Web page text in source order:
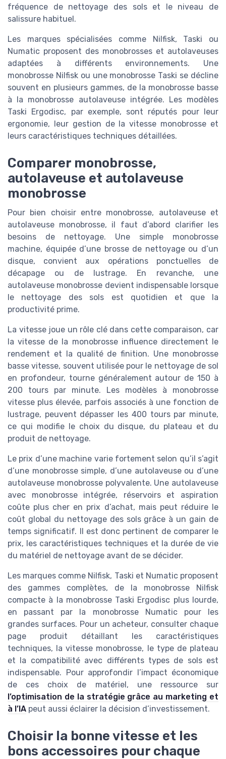
fréquence de nettoyage des sols et le niveau de
salissure habituel.
Les marques spécialisées comme Nilfisk, Taski ou
Numatic proposent des monobrosses et autolaveuses
adaptées à différents environnements. Une
monobrosse Nilfisk ou une monobrosse Taski se décline
souvent en plusieurs gammes, de la monobrosse basse
à la monobrosse autolaveuse intégrée. Les modèles
Taski Ergodisc, par exemple, sont réputés pour leur
ergonomie, leur gestion de la vitesse monobrosse et
leurs caractéristiques techniques détaillées.
Comparer monobrosse,
autolaveuse et autolaveuse
monobrosse
Pour bien choisir entre monobrosse, autolaveuse et
autolaveuse monobrosse, il faut d’abord clarifier les
besoins de nettoyage. Une simple monobrosse
machine, équipée d’une brosse de nettoyage ou d’un
disque, convient aux opérations ponctuelles de
décapage ou de lustrage. En revanche, une
autolaveuse monobrosse devient indispensable lorsque
le nettoyage des sols est quotidien et que la
productivité prime.
La vitesse joue un rôle clé dans cette comparaison, car
la vitesse de la monobrosse influence directement le
rendement et la qualité de finition. Une monobrosse
basse vitesse, souvent utilisée pour le nettoyage de sol
en profondeur, tourne généralement autour de 150 à
200 tours par minute. Les modèles à monobrosse
vitesse plus élevée, parfois associés à une fonction de
lustrage, peuvent dépasser les 400 tours par minute,
ce qui modifie le choix du disque, du plateau et du
produit de nettoyage.
Le prix d’une machine varie fortement selon qu’il s’agit
d’une monobrosse simple, d’une autolaveuse ou d’une
autolaveuse monobrosse polyvalente. Une autolaveuse
avec monobrosse intégrée, réservoirs et aspiration
coûte plus cher en prix d’achat, mais peut réduire le
coût global du nettoyage des sols grâce à un gain de
temps significatif. Il est donc pertinent de comparer le
prix, les caractéristiques techniques et la durée de vie
du matériel de nettoyage avant de se décider.
Les marques comme Nilfisk, Taski et Numatic proposent
des gammes complètes, de la monobrosse Nilfisk
compacte à la monobrosse Taski Ergodisc plus lourde,
en passant par la monobrosse Numatic pour les
grandes surfaces. Pour un acheteur, consulter chaque
page produit détaillant les caractéristiques
techniques, la vitesse monobrosse, le type de plateau
et la compatibilité avec différents types de sols est
indispensable. Pour approfondir l’impact économique
de ces choix de matériel, une ressource sur
l’optimisation de la stratégie grâce au marketing et
à l’IA peut aussi éclairer la décision d’investissement.
Choisir la bonne vitesse et les
bons accessoires pour chaque